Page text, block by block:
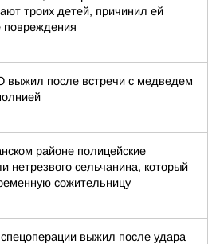
троих детей, причинил ей
повреждения
выжил после встречи с медведем
районе полицейские
нетрезвого сельчанина, который
сожительницу
спецоперации выжил после удара